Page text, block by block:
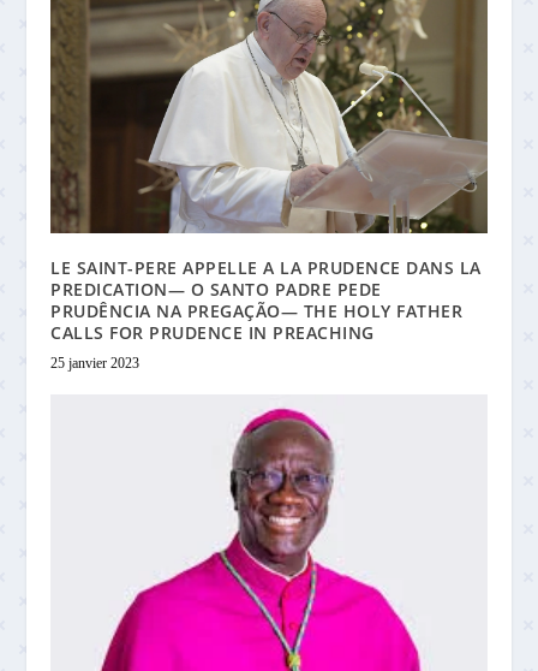
LE SAINT-PERE APPELLE A LA PRUDENCE DANS LA
PREDICATION— O SANTO PADRE PEDE
PRUDÊNCIA NA PREGAÇÃO— THE HOLY FATHER
CALLS FOR PRUDENCE IN PREACHING
25 janvier 2023